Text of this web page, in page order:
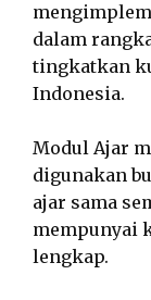
dalam
tingkatkan
Indonesia.
Modul Ajar
digunakan
ajar sama
mempunyai
lengkap.